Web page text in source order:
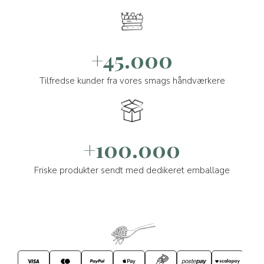
+45.000
Tilfredse kunder fra vores smags håndværkere
+100.000
Friske produkter sendt med dedikeret emballage